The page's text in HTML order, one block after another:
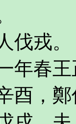
伐戎。
年春
酉，